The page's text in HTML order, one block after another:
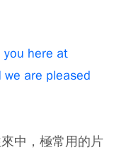
here at
are pleased
中，極常用的片